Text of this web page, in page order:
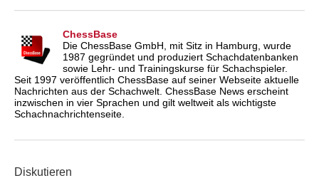
ChessBase
Die ChessBase GmbH, mit Sitz in Hamburg, wurde
1987 gegründet und produziert Schachdatenbanken
sowie Lehr- und Trainingskurse für Schachspieler.
Seit 1997 veröffentlich ChessBase auf seiner Webseite aktuelle
Nachrichten aus der Schachwelt. ChessBase News erscheint
inzwischen in vier Sprachen und gilt weltweit als wichtigste
Schachnachrichtenseite.
Diskutieren